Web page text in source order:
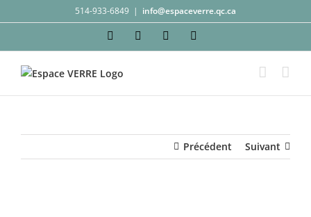
au
514-933-6849 | info@espaceverre.qc.ca
FacebookInstagramYouTube
Précédent Suivant